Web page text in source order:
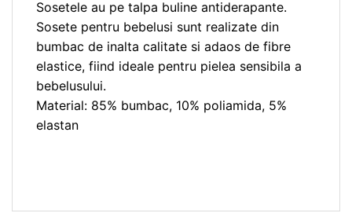
Sosetele au pe talpa buline antiderapante.
Sosete pentru bebelusi sunt realizate din
bumbac de inalta calitate si adaos de fibre
elastice, fiind ideale pentru pielea sensibila a
bebelusului.
Material: 85% bumbac, 10% poliamida, 5%
elastan